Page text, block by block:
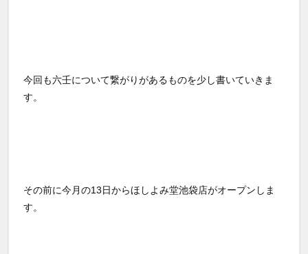
今回も六壬について繋がりがあるものを少し書いていきま
す。
その前に今月の13日からほしよみ堂池袋店がオープンしま
す。